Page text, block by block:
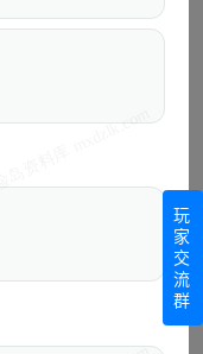
务器的说明
玩
家
交
流
群